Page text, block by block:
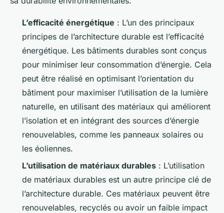
L’efficacité énergétique : L’un des principaux
principes de l’architecture durable est l’efficacité
énergétique. Les bâtiments durables sont conçus
pour minimiser leur consommation d’énergie. Cela
peut être réalisé en optimisant l’orientation du
bâtiment pour maximiser l’utilisation de la lumière
naturelle, en utilisant des matériaux qui améliorent
l’isolation et en intégrant des sources d’énergie
renouvelables, comme les panneaux solaires ou
les éoliennes.
L’utilisation de matériaux durables : L’utilisation
de matériaux durables est un autre principe clé de
l’architecture durable. Ces matériaux peuvent être
renouvelables, recyclés ou avoir un faible impact